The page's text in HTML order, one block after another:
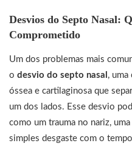
Desvios do Septo Nasal:
Comprometido
Um dos problemas mais
o desvio do septo nasal , uma
óssea e cartilaginosa que
um dos lados. Esse desvio
como um trauma no nariz,
simples desgaste com o